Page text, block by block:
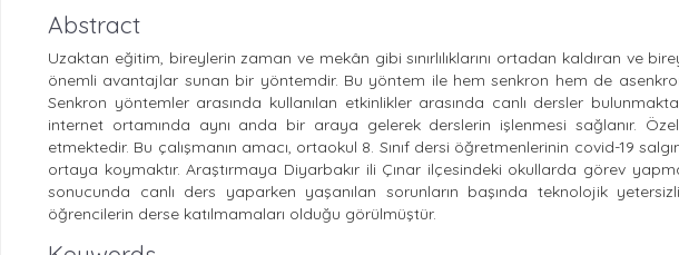
Abstract
Uzaktan eğitim, bireylerin zaman ve mekân gibi sınırlılıklarını ortadan kaldıran ve
önemli avantajlar sunan bir yöntemdir. Bu yöntem ile hem senkron hem de
Senkron yöntemler arasında kullanılan etkinlikler arasında canlı dersler
internet ortamında aynı anda bir araya gelerek derslerin işlenmesi sağlanır.
etmektedir. Bu çalışmanın amacı, ortaokul 8. Sınıf dersi öğretmenlerinin covid-19
ortaya koymaktır. Araştırmaya Diyarbakır ili Çınar ilçesindeki okullarda görev
sonucunda canlı ders yaparken yaşanılan sorunların başında teknolojik
öğrencilerin derse katılmamaları olduğu görülmüştür.